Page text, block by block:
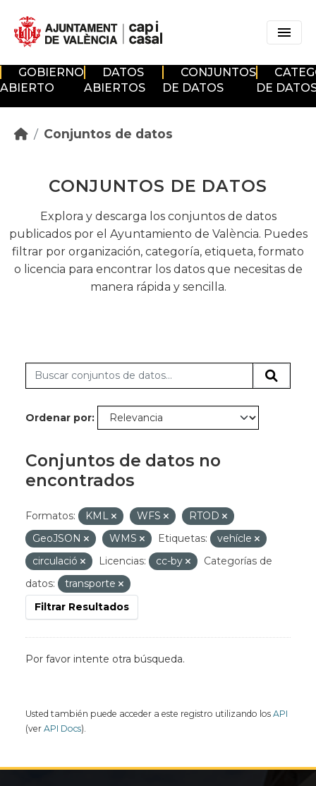
GOBIERNO
ABIERTO
DATOS
ABIERTOS
CONJUNTOS
DE DATOS
DE
Conjuntos de datos
CONJUNTOS DE DATOS
Explora y descarga los conjuntos de datos
publicados por el Ayuntamiento de València. Puedes
filtrar por organización, categoría, etiqueta, formato
o licencia para encontrar los datos que necesitas de
manera rápida y sencilla.
Ordenar por
Conjuntos de datos no
encontrados
Formatos: KML WFS
RTOD
GeoJSON
WMS Etiquetas:
vehícle
circulació
Licencias: cc-by
Categorías de
datos:
transporte
Filtrar Resultados
Por favor intente otra búsqueda.
Usted también puede acceder a este registro utilizando los API
(ver API Docs).